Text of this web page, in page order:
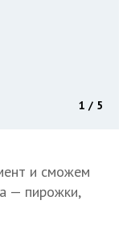
1 / 5
и сможем
— пирожки,